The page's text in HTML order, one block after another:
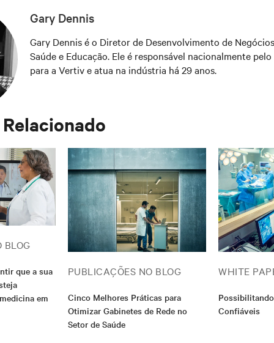
Gary Dennis
Gary Dennis é o Diretor de Desenvolvimento de
Saúde e Educação. Ele é responsável nacionalmente
para a Vertiv e atua na indústria há 29 anos.
BLOG
que a sua
em
PUBLICAÇÕES NO BLOG
Cinco Melhores Práticas para
Otimizar Gabinetes de Rede no
Setor de Saúde
WHITE
Confiáveis